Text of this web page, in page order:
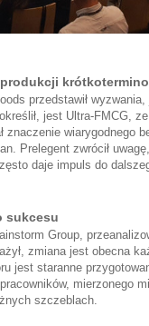
przedstawił
jest Ultra-FMCG,
znaczenie wiarygodnego
Prelegent zwrócił
daje impuls do
sukcesu
Group,
zmiana jest obecna
jest staranne
mierzonego
szczeblach.